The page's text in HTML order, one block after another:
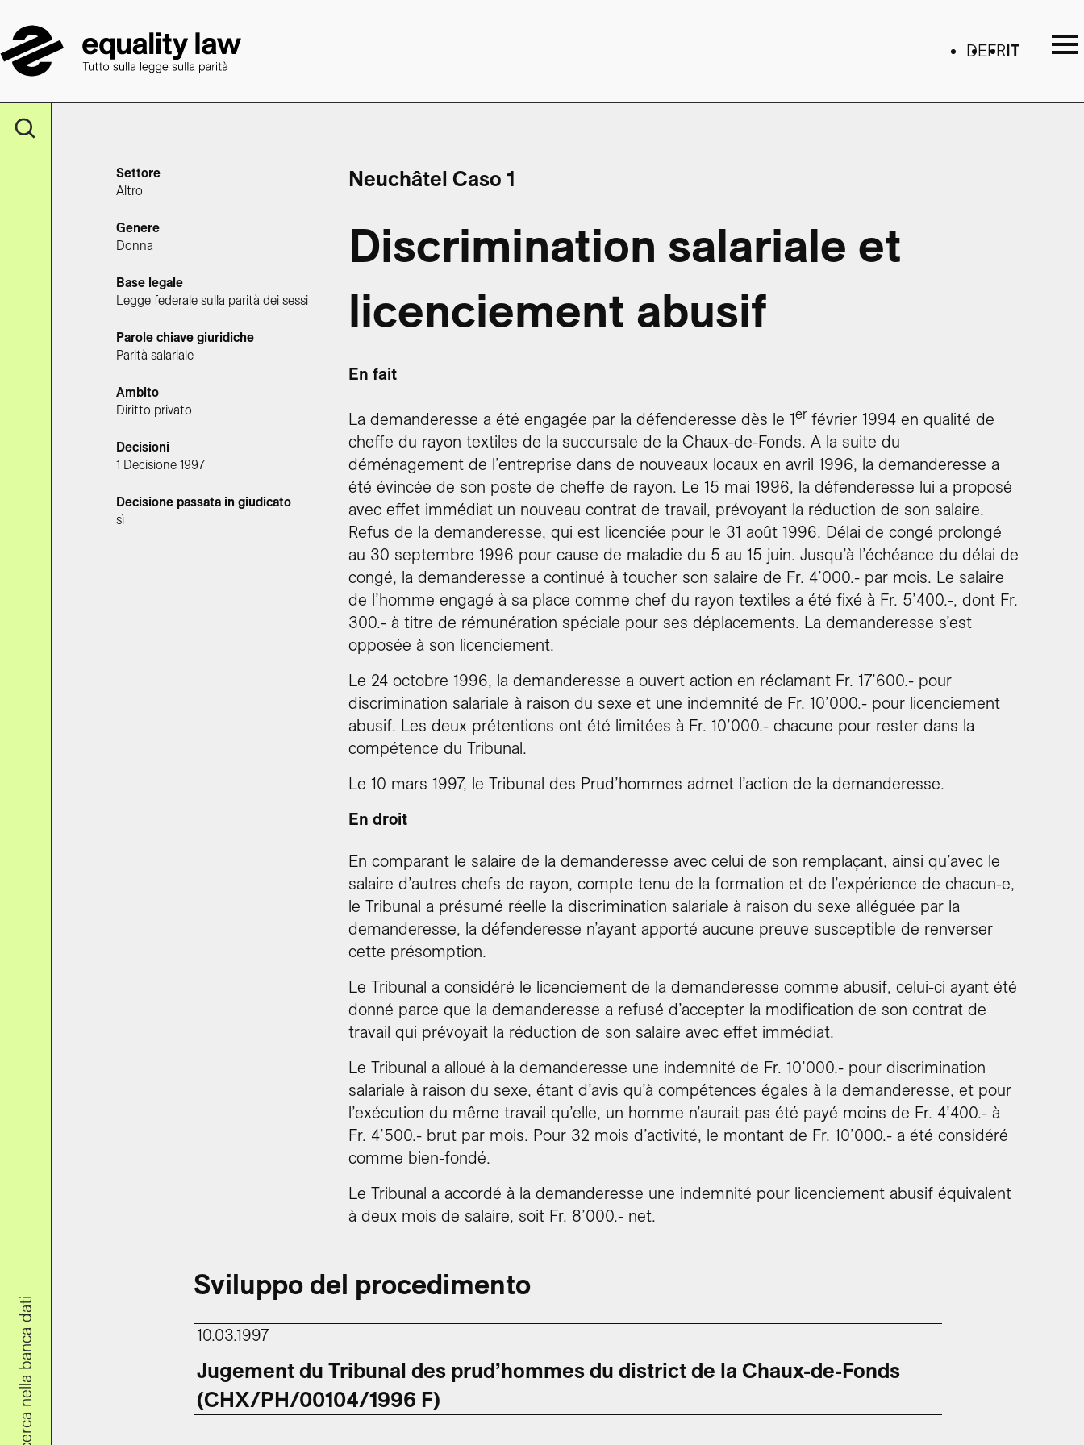
DEFR IT
Ricerca nella banca dati
Settore
Altro
Genere
Donna
Base legale
Legge federale sulla parità dei sessi
Parole chiave giuridiche
Parità salariale
Ambito
Diritto privato
Decisioni
1 Decisione 1997
Decisione passata in giudicato
sì
Neuchâtel Caso 1
Discrimination salariale et
licenciement abusif
En fait
La demanderesse a été engagée par la défenderesse dès le 1er février 1994 en qualité de
cheffe du rayon textiles de la succursale de la Chaux-de-Fonds. A la suite du
déménagement de l’entreprise dans de nouveaux locaux en avril 1996, la demanderesse a
été évincée de son poste de cheffe de rayon. Le 15 mai 1996, la défenderesse lui a proposé
avec effet immédiat un nouveau contrat de travail, prévoyant la réduction de son salaire.
Refus de la demanderesse, qui est licenciée pour le 31 août 1996. Délai de congé prolongé
au 30 septembre 1996 pour cause de maladie du 5 au 15 juin. Jusqu’à l’échéance du délai de
congé, la demanderesse a continué à toucher son salaire de Fr. 4’000.- par mois. Le salaire
de l’homme engagé à sa place comme chef du rayon textiles a été fixé à Fr. 5’400.-, dont Fr.
300.- à titre de rémunération spéciale pour ses déplacements. La demanderesse s’est
opposée à son licenciement.
Le 24 octobre 1996, la demanderesse a ouvert action en réclamant Fr. 17’600.- pour
discrimination salariale à raison du sexe et une indemnité de Fr. 10’000.- pour licenciement
abusif. Les deux prétentions ont été limitées à Fr. 10’000.- chacune pour rester dans la
compétence du Tribunal.
Le 10 mars 1997, le Tribunal des Prud’hommes admet l’action de la demanderesse.
En droit
En comparant le salaire de la demanderesse avec celui de son remplaçant, ainsi qu’avec le
salaire d’autres chefs de rayon, compte tenu de la formation et de l’expérience de chacun-e,
le Tribunal a présumé réelle la discrimination salariale à raison du sexe alléguée par la
demanderesse, la défenderesse n’ayant apporté aucune preuve susceptible de renverser
cette présomption.
Le Tribunal a considéré le licenciement de la demanderesse comme abusif, celui-ci ayant été
donné parce que la demanderesse a refusé d’accepter la modification de son contrat de
travail qui prévoyait la réduction de son salaire avec effet immédiat.
Le Tribunal a alloué à la demanderesse une indemnité de Fr. 10’000.- pour discrimination
salariale à raison du sexe, étant d’avis qu’à compétences égales à la demanderesse, et pour
l’exécution du même travail qu’elle, un homme n’aurait pas été payé moins de Fr. 4’400.- à
Fr. 4’500.- brut par mois. Pour 32 mois d’activité, le montant de Fr. 10’000.- a été considéré
comme bien-fondé.
Le Tribunal a accordé à la demanderesse une indemnité pour licenciement abusif équivalent
à deux mois de salaire, soit Fr. 8’000.- net.
Sviluppo del procedimento
10.03.1997
Jugement du Tribunal des prud’hommes du district de la Chaux-de-Fonds
(CHX/PH/00104/1996 F)